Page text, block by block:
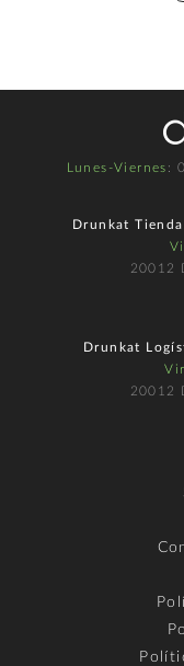
Lunes-Viernes :
Drunkat
20012
Drunkat
20012